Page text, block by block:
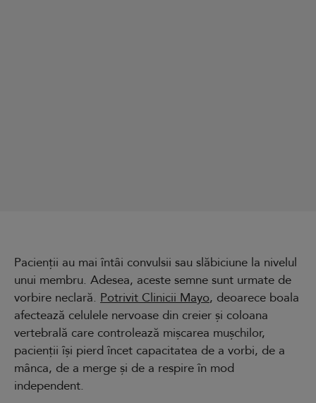
Pacienții au mai întâi convulsii sau slăbiciune la nivelul
unui membru. Adesea, aceste semne sunt urmate de
vorbire neclară. Potrivit Clinicii Mayo, deoarece boala
afectează celulele nervoase din creier și coloana
vertebrală care controlează mișcarea mușchilor,
pacienții își pierd încet capacitatea de a vorbi, de a
mânca, de a merge și de a respire în mod
independent.